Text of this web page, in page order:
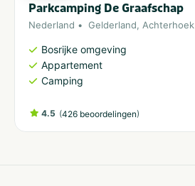
Parkcamping De Graafschap
Nederland Gelderland, Achterhoek
Bosrijke omgeving
Appartement
Camping
4.5 (426 beoordelingen)